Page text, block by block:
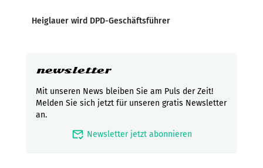
Heiglauer wird DPD-Geschäftsführer
newsletter
Mit unseren News bleiben Sie am Puls der Zeit!
Melden Sie sich jetzt für unseren gratis Newsletter
an.
mark_email_read Newsletter jetzt abonnieren